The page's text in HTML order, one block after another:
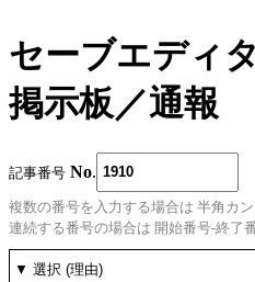
セーブエディ
掲示板／通報
記事番号 No
複数の番号を入力する場合は 半角カ
連続する番号の場合は 開始番号-終了